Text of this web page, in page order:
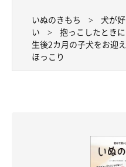
いぬのきもち
犬が
い
抱っこしたとき
生後2カ月の子犬をお迎
ほっこり